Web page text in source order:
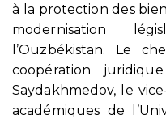
à la protection des
modernisation
l’Ouzbékistan. Le
coopération
Saydakhmedov, l e
académiques de